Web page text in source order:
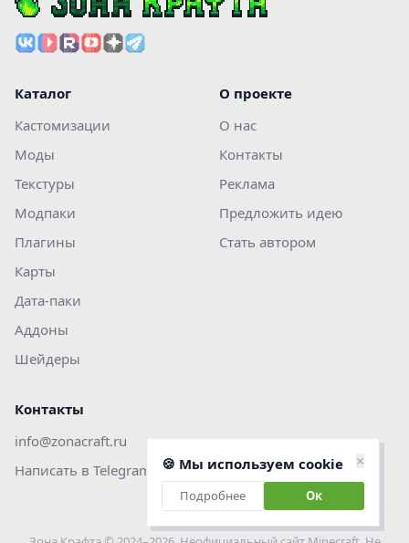
Каталог
Кастомизации
Моды
Текстуры
Модпаки
Плагины
Карты
Дата-паки
Аддоны
Шейдеры
О проекте
О нас
Контакты
Реклама
Предложить идею
Стать автором
Контакты
info@zonacraft.ru
Написать в Telegram
🍪 Мы используем cookie ×
Подробнее Ок